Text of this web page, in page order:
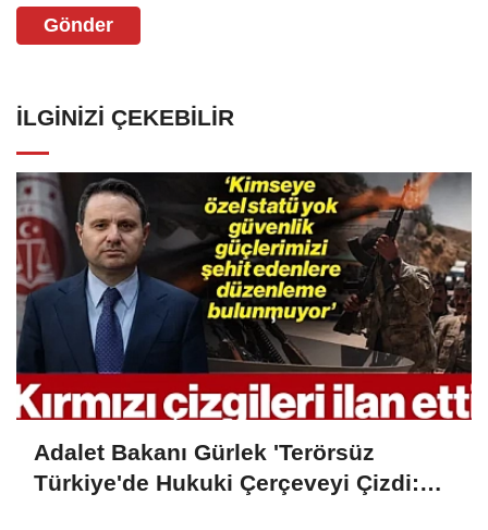
Gönder
İLGINIZI ÇEKEBILIR
Adalet Bakanı Gürlek 'Terörsüz
Türkiye'de Hukuki Çerçeveyi Çizdi: